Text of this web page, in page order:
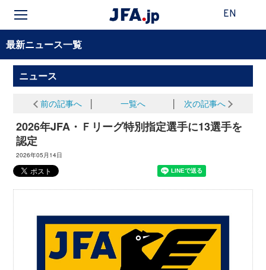
EN
最新ニュース一覧
ニュース
前の記事へ 一覧へ 次の記事へ
2026年JFA・Ｆリーグ特別指定選手に13選手を
認定
2026年05月14日